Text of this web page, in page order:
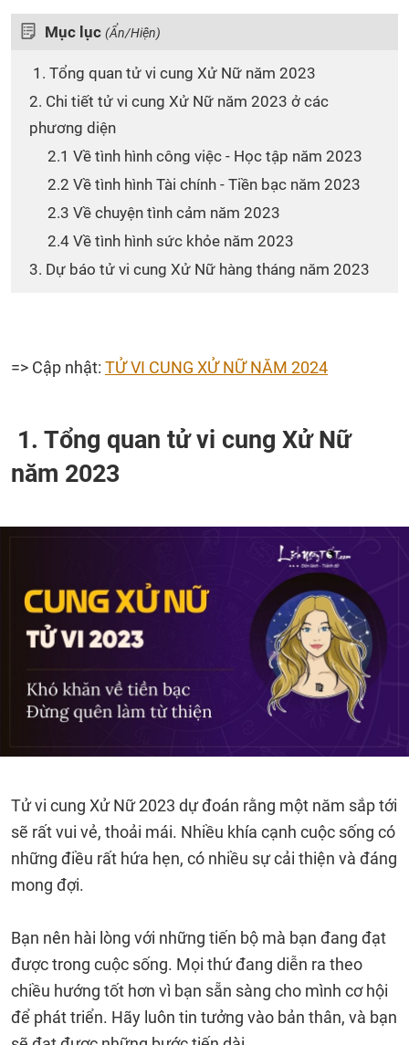
Mục lục (Ẩn/Hiện)
1. Tổng quan tử vi cung Xử Nữ năm 2023
2. Chi tiết tử vi cung Xử Nữ năm 2023 ở các
phương diện
2.1 Về tình hình công việc - Học tập năm 2023
2.2 Về tình hình Tài chính - Tiền bạc năm 2023
2.3 Về chuyện tình cảm năm 2023
2.4 Về tình hình sức khỏe năm 2023
3. Dự báo tử vi cung Xử Nữ hàng tháng năm 2023
=> Cập nhật: TỬ VI CUNG XỬ NỮ NĂM 2024
1. Tổng quan tử vi cung Xử Nữ
năm 2023
Tử vi cung Xử Nữ 2023 dự đoán rằng một năm sắp tới
sẽ rất vui vẻ, thoải mái. Nhiều khía cạnh cuộc sống có
những điều rất hứa hẹn, có nhiều sự cải thiện và đáng
mong đợi.
Bạn nên hài lòng với những tiến bộ mà bạn đang đạt
được trong cuộc sống. Mọi thứ đang diễn ra theo
chiều hướng tốt hơn vì bạn sẵn sàng cho mình cơ hội
để phát triển. Hãy luôn tin tưởng vào bản thân, và bạn